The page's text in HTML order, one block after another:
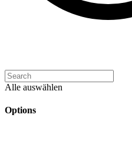
Alle auswählen
Options